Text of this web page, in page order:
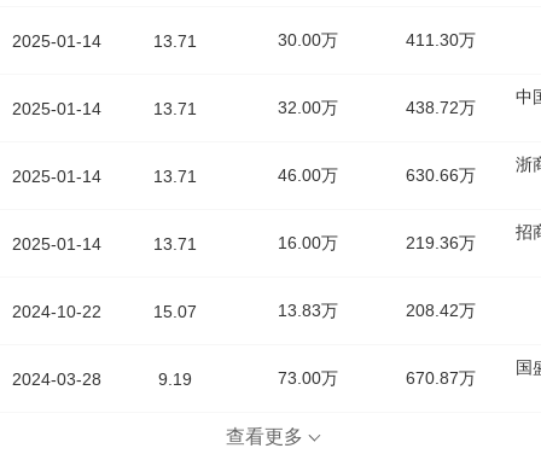
2025-01-14
2025-01-14
2025-01-14
2025-01-14
2024-10-22
2024-03-28
13.71 30.00万 411.30万
13.71 32.00万 438.72万
中
13.71 46.00万 630.66万
浙
13.71 16.00万 219.36万
招
15.07 13.83万 208.42万
9.19 73.00万 670.87万
国
查看更多